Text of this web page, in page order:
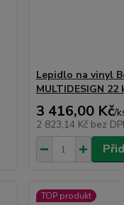
Lepidlo na vinyl
MULTIDESIGN 22
3 416,00 Kč/
2 823,14 Kč bez
TOP produkt